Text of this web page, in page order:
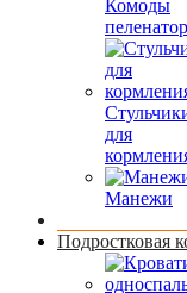
Комоды
для
Манежи
Подростковая